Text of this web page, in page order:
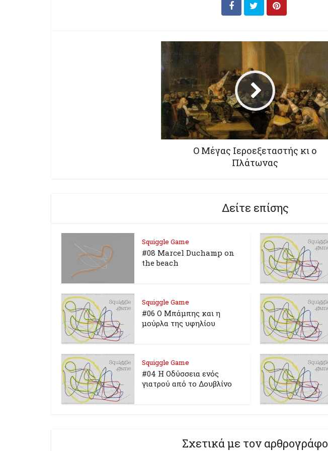
Ο Μέγας Ιεροεξεταστής κι ο
Πλάτωνας
Δείτε επίσης
Squiggle Game
#08 Marcel Duchamp on
the beach
Squiggle Game
#06 Ο Μπάμπης και η
μούρλα της υφηλίου
Squiggle Game
#04 Η Οδύσσεια ενός
γιατρού από το Δουβλίνο
Σχετικά με τον αρθρογράφο